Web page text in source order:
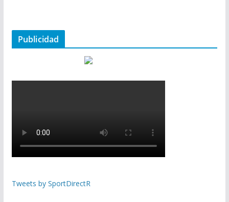
Publicidad
Tweets by SportDirectR